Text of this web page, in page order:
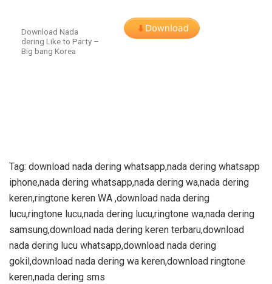
Download Nada
dering Like to Party –
Big bang Korea
Tag: download nada dering whatsapp,nada dering whatsapp
iphone,nada dering whatsapp,nada dering wa,nada dering
keren,ringtone keren WA ,download nada dering
lucu,ringtone lucu,nada dering lucu,ringtone wa,nada dering
samsung,download nada dering keren terbaru,download
nada dering lucu whatsapp,download nada dering
gokil,download nada dering wa keren,download ringtone
keren,nada dering sms